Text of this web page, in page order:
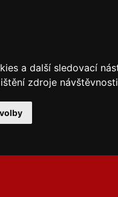
a další sledovací
zdroje